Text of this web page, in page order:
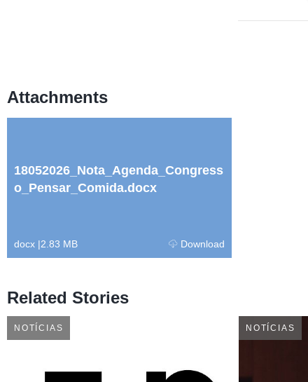
Attachments
18052026_Nota_Agenda_Congress
o_Pensar_Comida.docx
docx |2.83 MB Download
Related Stories
NOTÍCIAS NOTÍCIAS